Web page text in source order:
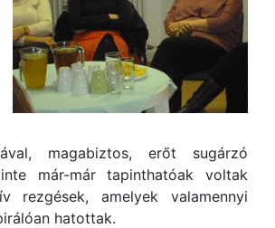
magabiztos, erőt sugárzó
már-már tapinthatóak voltak
rezgések, amelyek valamennyi
hatottak.